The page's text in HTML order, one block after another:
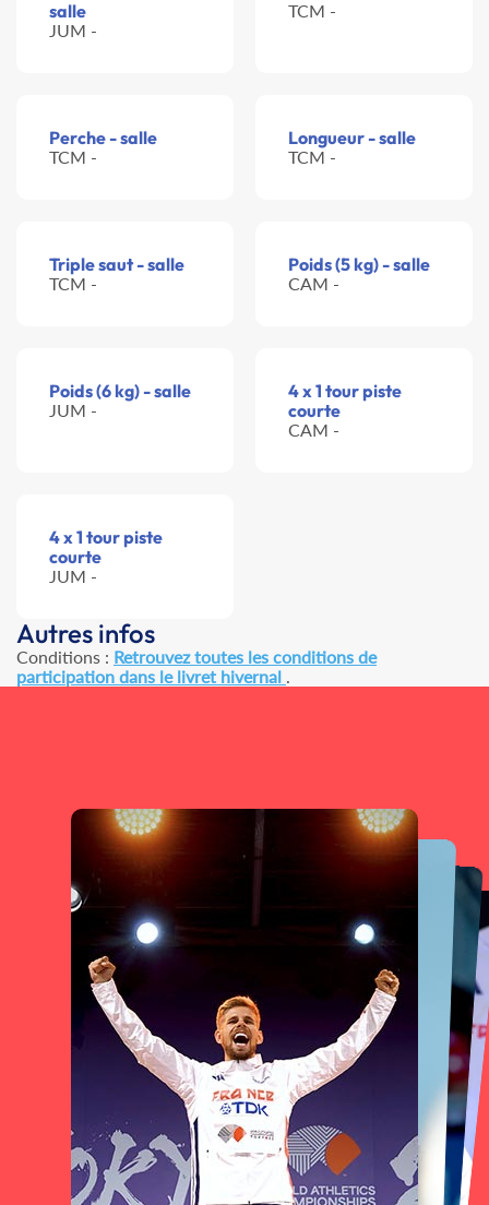
salle
JUM -
TCM -
Perche - salle
TCM -
Longueur - salle
TCM -
Triple saut - salle
TCM -
Poids (5 kg) - salle
CAM -
Poids (6 kg) - salle
JUM -
4 x 1 tour piste
courte
CAM -
4 x 1 tour piste
courte
JUM -
Autres infos
Conditions : Retrouvez toutes les conditions de
participation dans le livret hivernal .